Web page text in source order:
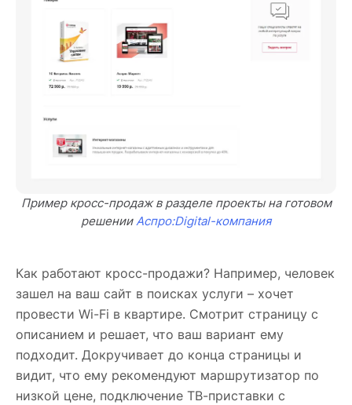
Пример кросс-продаж в разделе проекты на готовом
решенииАспро:Digital-компания
Как работают кросс-продажи? Например, человек
зашел на ваш сайт в поисках услуги – хочет
провести Wi-Fi в квартире. Смотрит страницу с
описанием и решает, что ваш вариант ему
подходит. Докручивает до конца страницы и
видит, что ему рекомендуют маршрутизатор по
низкой цене, подключение ТВ-приставки с